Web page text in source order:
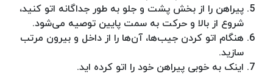
پیراهن را از بخش پشت و جلو به طور جداگانه اتو کنید،
شروع از بالا و حرکت به سمت پایین توصیه می‌شود.
هنگام اتو کردن جیب‌ها، آن‌ها را از داخل و بیرون مرتب
سازید.
اینک به خوبی پیراهن خود را اتو کرده اید.